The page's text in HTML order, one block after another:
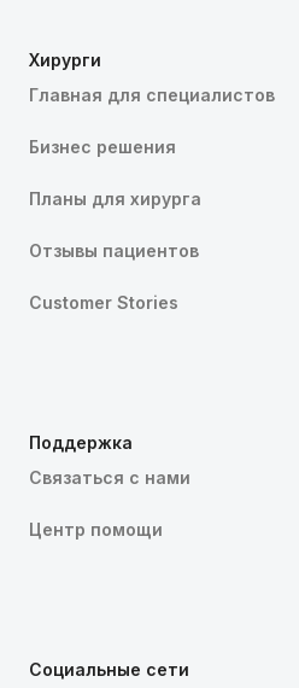
Хирурги
Главная для специалистов
Бизнес решения
Планы для хирурга
Отзывы пациентов
Customer Stories
Поддержка
Связаться с нами
Центр помощи
Социальные сети